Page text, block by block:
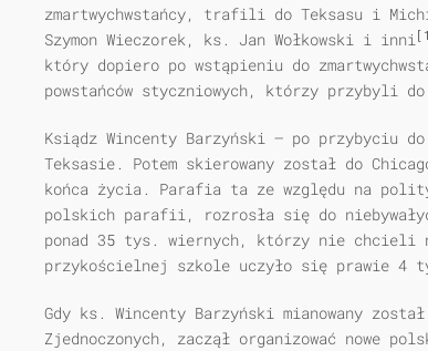
zmartwychwstańcy, trafili do Teksasu i
Szymon Wieczorek, ks. Jan Wołkowski i inni
który dopiero po wstąpieniu do
powstańców styczniowych, którzy przybyli
Ksiądz Wincenty Barzyński – po przybyciu
Teksasie. Potem skierowany został do
końca życia. Parafia ta ze względu na
polskich parafii, rozrosła się do
ponad 35 tys. wiernych, którzy nie chcieli
przykościelnej szkole uczyło się prawie 4
Gdy ks. Wincenty Barzyński mianowany
Zjednoczonych, zaczął organizować nowe